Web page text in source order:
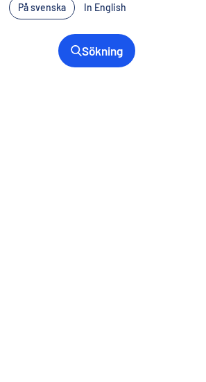
På svenska In English
Sökning